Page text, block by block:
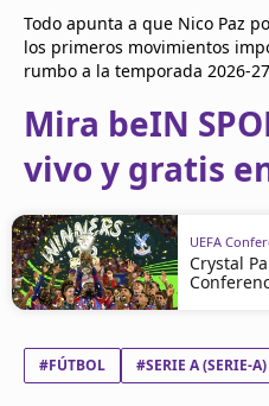
Todo apunta a que Nico Paz
los primeros movimientos
rumbo a la temporada 2026-
Mira beIN
vivo y gratis
UEFA
Crystal
#FÚTBOL #SERIE A (SERIE-A)